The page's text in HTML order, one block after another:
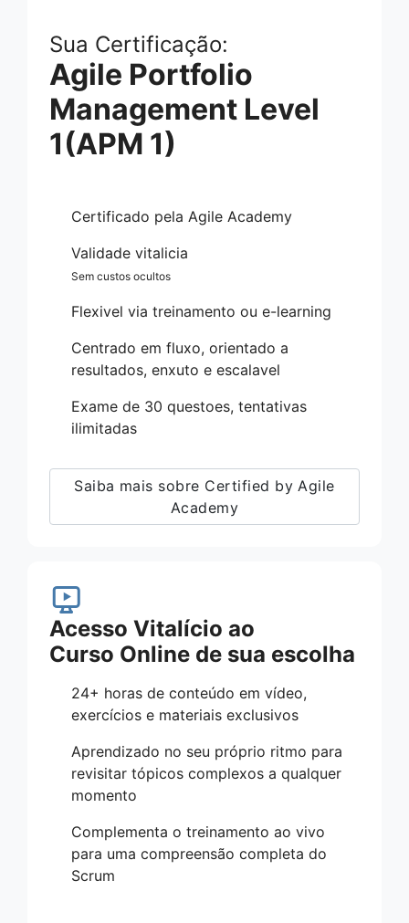
Sua Certificação:
Agile Portfolio
Management Level
1(APM 1)
Certificado pela Agile Academy
Validade vitalicia
Sem custos ocultos
Flexivel via treinamento ou e-learning
Centrado em fluxo, orientado a
resultados, enxuto e escalavel
Exame de 30 questoes, tentativas
ilimitadas
Saiba mais sobre Certified by Agile
Academy
Acesso Vitalício ao
Curso Online de sua escolha
24+ horas de conteúdo em vídeo,
exercícios e materiais exclusivos
Aprendizado no seu próprio ritmo para
revisitar tópicos complexos a qualquer
momento
Complementa o treinamento ao vivo
para uma compreensão completa do
Scrum